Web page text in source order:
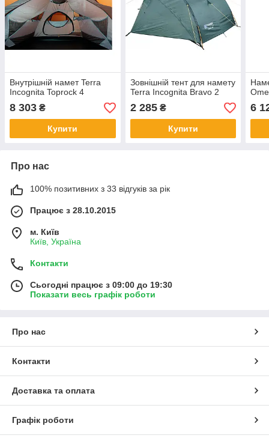
Внутрішній намет Terra
Incognita Toprock 4
8 303 ₴
Купити
Зовнішній тент для намету
Terra Incognita Bravo 2
2 285₴
Купити
6
Про нас
100% позитивних з 33 відгуків за рік
Працює з 28.10.2015
м. Київ
Київ, Україна
Контакти
Сьогодні працює з 09:00 до 19:30
Показати весь графік роботи
Про нас
Контакти
Доставка та оплата
Графік роботи